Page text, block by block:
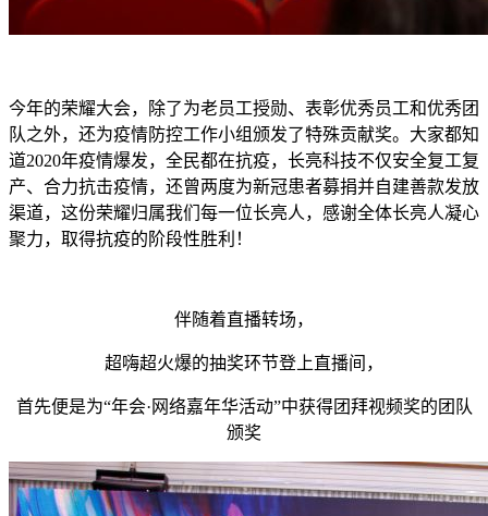
今年的荣耀大会，除了为老员工授勋、表彰优秀员工和优秀团
队之外，还为疫情防控工作小组颁发了特殊贡献奖。大家都知
道2020年疫情爆发，全民都在抗疫，长亮科技不仅安全复工复
产、合力抗击疫情，还曾两度为新冠患者募捐并自建善款发放
渠道，这份荣耀归属我们每一位长亮人，感谢全体长亮人凝心
聚力，取得抗疫的阶段性胜利！
伴随着直播转场，
超嗨超火爆的抽奖环节登上直播间，
首先便是为“年会·网络嘉年华活动”中获得团拜视频奖的团队
颁奖